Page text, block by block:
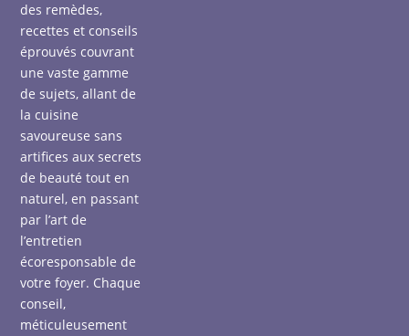
des remèdes,
recettes et conseils
éprouvés couvrant
une vaste gamme
de sujets, allant de
la cuisine
savoureuse sans
artifices aux secrets
de beauté tout en
naturel, en passant
par l’art de
l’entretien
écoresponsable de
votre foyer. Chaque
conseil,
méticuleusement